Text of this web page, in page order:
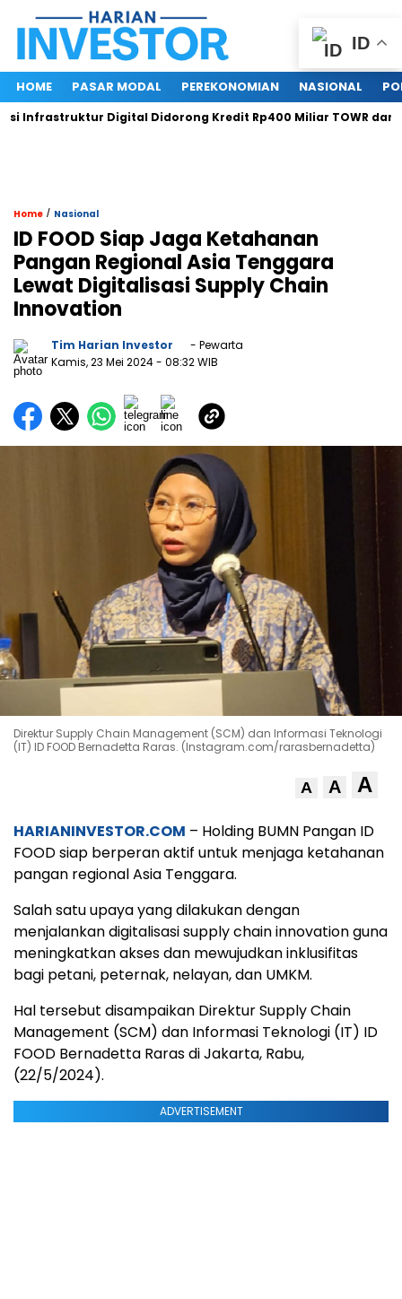
HOME PASAR MODAL PEREKONOMIAN NASIONAL
Digital Didorong Kredit Rp400 Miliar TOWR dari ICBC
Home / Nasional
ID FOOD Siap Jaga Ketahanan
Pangan Regional Asia Tenggara
Lewat Digitalisasi Supply Chain
Innovation
Tim Harian Investor
- Pewarta
Kamis, 23 Mei 2024- 08:32 WIB
Direktur Supply Chain Management (SCM) dan Informasi Teknologi
(IT) ID FOOD Bernadetta Raras. (Instagram.com/rarasbernadetta)
A A A
HARIANINVESTOR.COM – Holding BUMN Pangan ID
FOOD siap berperan aktif untuk menjaga ketahanan
pangan regional Asia Tenggara.
Salah satu upaya yang dilakukan dengan
menjalankan digitalisasi supply chain innovation guna
meningkatkan akses dan mewujudkan inklusifitas
bagi petani, peternak, nelayan, dan UMKM.
Hal tersebut disampaikan Direktur Supply Chain
Management (SCM) dan Informasi Teknologi (IT) ID
FOOD Bernadetta Raras di Jakarta, Rabu,
(22/5/2024).
ADVERTISEMENT
ID